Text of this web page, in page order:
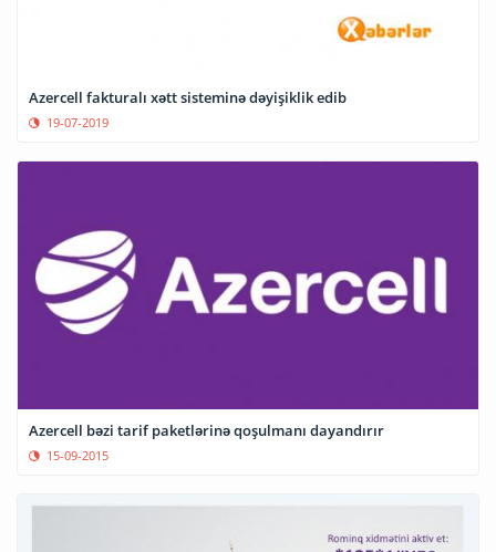
Azercell fakturalı xətt sisteminə dəyişiklik edib
19-07-2019
Azercell bəzi tarif paketlərinə qoşulmanı dayandırır
15-09-2015